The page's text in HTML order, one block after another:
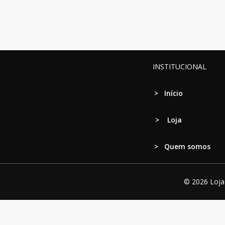
INSTITUCIONAL
> Início
> Loja
> Quem somos
© 2026 Loja